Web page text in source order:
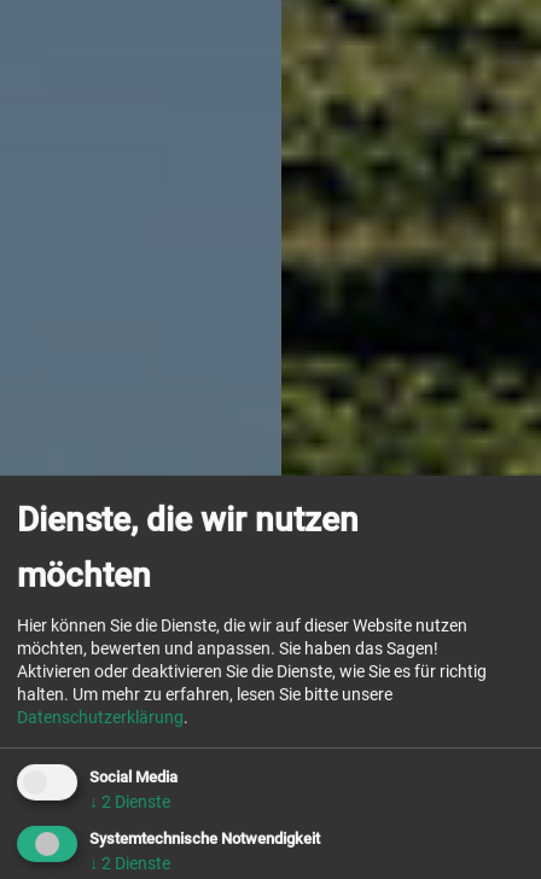
Genuss &
Weitsicht
Dienste, die wir nutzen
möchten
Hier können Sie die Dienste, die wir auf dieser Website nutzen
möchten, bewerten und anpassen. Sie haben das Sagen!
Aktivieren oder deaktivieren Sie die Dienste, wie Sie es für richtig
halten. Um mehr zu erfahren, lesen Sie bitte unsere
Datenschutzerklärung.
Social Media
↓ 2 Dienste
Systemtechnische Notwendigkeit
↓ 2 Dienste